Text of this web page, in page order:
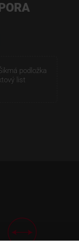
podložka
list